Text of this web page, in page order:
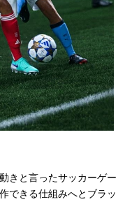
きと言ったサッカーゲー
できる仕組みへとブラッ